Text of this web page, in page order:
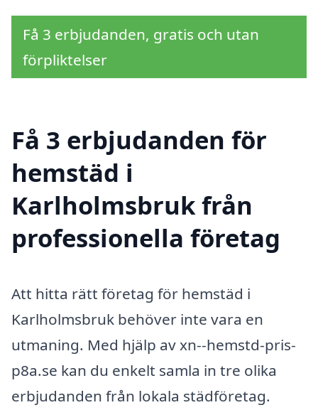
Få 3 erbjudanden, gratis och utan
förpliktelser
Få 3 erbjudanden för
hemstäd i
Karlholmsbruk från
professionella företag
Att hitta rätt företag för hemstäd i
Karlholmsbruk behöver inte vara en
utmaning. Med hjälp av xn--hemstd-pris-
p8a.se kan du enkelt samla in tre olika
erbjudanden från lokala städföretag.